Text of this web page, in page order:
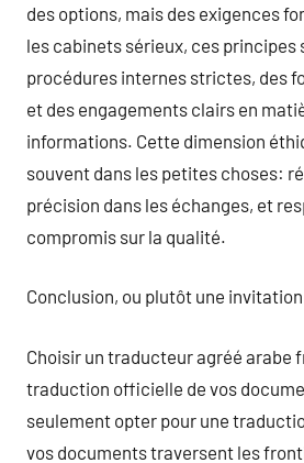
des options, mais des exigences
les cabinets sérieux, ces principes
procédures internes strictes, des
et des engagements clairs en
informations. Cette dimension
souvent dans les petites choses:
précision dans les échanges, et
compromis sur la qualité.
Conclusion, ou plutôt une
Choisir un traducteur agréé arabe
traduction officielle de vos
seulement opter pour une
vos documents traversent les